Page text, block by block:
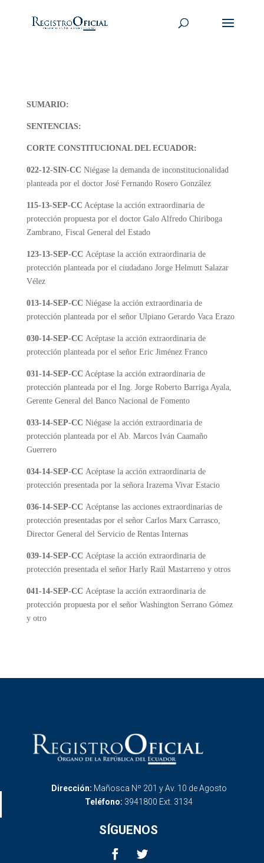
SUMARIO:
SENTENCIAS:
CORTE CONSTITUCIONAL DEL ECUADOR:
022-12-SIN-CC Niégase la demanda de inconstitucionalidad
planteada por el doctor José Fernando Rosero González
115-13-SEP-CC Acéptase la acción extraordinaria de
protección propuesta por el doctor Galo Alfredo Chiriboga
Zambrano, Fiscal General del Estado
123-13-SEP-CC Acéptase la acción extraordinaria de
protección planteada por el ciudadano Jorge Helmutt Salazar
Vélez
013-14-SEP-CC Niégase la acción extraordinaria de
protección planteada por el señor Ulpiano Gerardo Vaca Erazo
030-14-SEP-CC Acéptase la acción extraordinaria de
protección planteada por el señor Eric Jiménez Franco
031-14-SEP-CC Acéptase la acción extraordinaria de
protección planteada por el Ing. Jorge Roberto Barriga Ayala,
Gerente General del Banco Nacional de Fomento
033-14-SEP-CC Niégase la acción extraordinaria de
protección planteada por el Ab. Marcos Iván Caamaño
Guerrero
034-14-SEP-CC Acéptase la acción extraordinaria de
protección presentada por la señora Irazema Vivar Estacio
036-14-SEP-CC Acéptanse las acciones extraordinarias de
protección presentadas por el señor Carlos Marx Carrasco,
Director General del Servicio de Rentas Internas
039-14-SEP-CC Acéptase la acción extraordinaria de
protección presentada el señor Harly Raúl Mastarreno y otros
041-14-SEP-CC Acéptase la acción extraordinaria de
protección propuesta por el señor Washington Serrano Gómez
y otro
Dirección: Mañosca Nº 201 y Av. 10 de Agosto
Teléfono: 3941800 Ext. 3134
SÍGUENOS